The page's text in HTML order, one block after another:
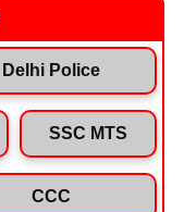
Delhi Police
SSC MTS
CCC